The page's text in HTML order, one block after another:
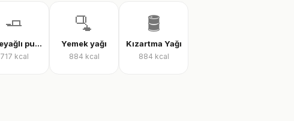
🧈
Tereyağlı pul biber sosu
717 kcal
🫗
Yemek yağı
884 kcal
🛢️
Kızartma Yağı
884 kcal